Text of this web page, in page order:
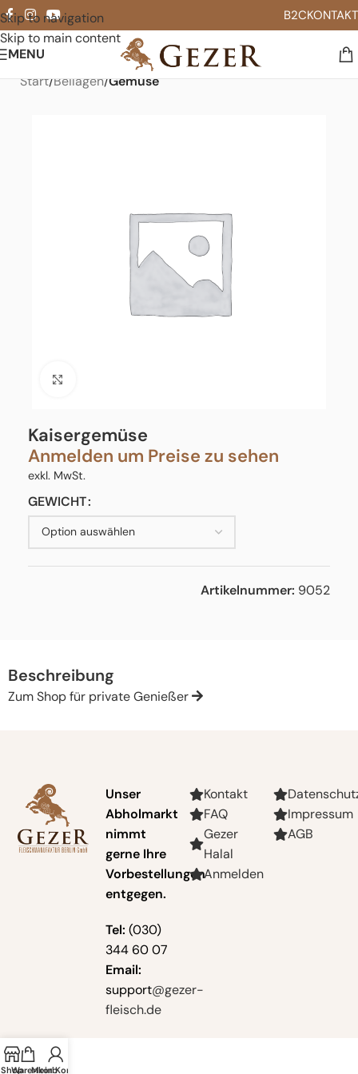
Skip to navigation
Skip to main content
B2CKONTAKT
MENU
Start Beilagen Gemüse
Kaisergemüse
Anmelden um Preise zu sehen
exkl. MwSt.
GEWICHT
Artikelnummer: 9052
Beschreibung
Zum Shop für private Genießer
Unser
Abholmarkt
nimmt
gerne Ihre
Vorbestellungen
entgegen.
Tel: (030)
344 60 07
Email:
support@gezer-
fleisch.de
Kontakt
FAQ
Gezer
Halal
Anmelden
Impressum
AGB
ShopWarenkorb
Mein Konto